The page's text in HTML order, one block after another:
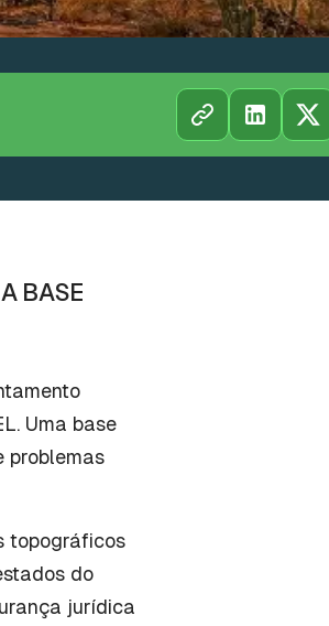
BASE
Uma base
problemas
topográficos
do
jurídica